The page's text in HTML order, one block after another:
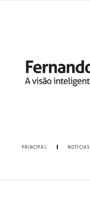
PRINCIPAL NOTÍCIAS